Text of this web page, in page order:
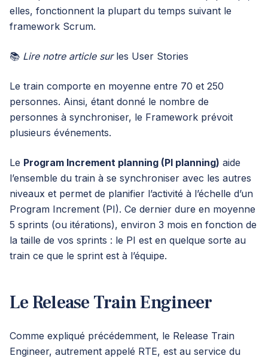
elles, fonctionnent la plupart du temps suivant le
framework Scrum.
📚 Lire notre article sur les User Stories
Le train comporte en moyenne entre 70 et 250
personnes. Ainsi, étant donné le nombre de
personnes à synchroniser, le Framework prévoit
plusieurs événements.
Le Program Increment planning (PI planning) aide
l’ensemble du train à se synchroniser avec les autres
niveaux et permet de planifier l’activité à l’échelle d’un
Program Increment (PI). Ce dernier dure en moyenne
5 sprints (ou itérations), environ 3 mois en fonction de
la taille de vos sprints : le PI est en quelque sorte au
train ce que le sprint est à l’équipe.
Le Release Train Engineer
Comme expliqué précédemment, le Release Train
Engineer, autrement appelé RTE, est au service du